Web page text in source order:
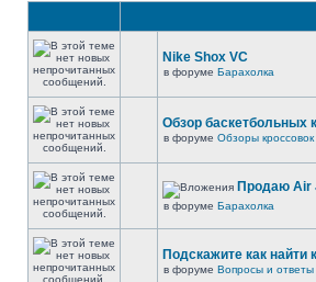
Nike Shox VC
в форуме Барахолка
Обзор баскетбольных
в форуме Обзоры кроссовок
Продаю Air
в форуме Барахолка
Подскажите как найти
в форуме Вопросы и ответы